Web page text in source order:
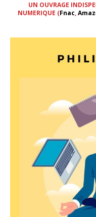
UN OUVRAGE
NUMERIQUE (Fnac,